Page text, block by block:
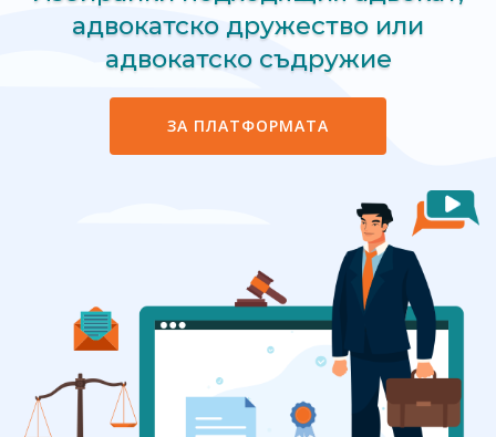
адвокатско дружество или
адвокатско съдружие
ЗА ПЛАТФОРМАТА